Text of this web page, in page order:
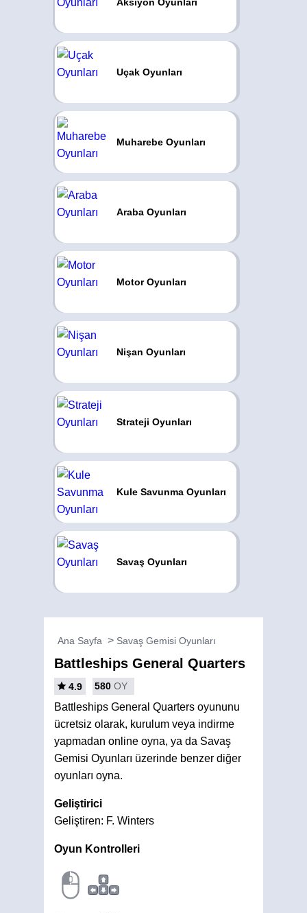
Uçak Oyunları
Muharebe Oyunları
Araba Oyunları
Motor Oyunları
Nişan Oyunları
Strateji Oyunları
Kule Savunma Oyunları
Savaş Oyunları
Ana Sayfa Savaş Gemisi Oyunları
Battleships General Quarters
4.9 580 OY
Battleships General Quarters oyununu
ücretsiz olarak, kurulum veya indirme
yapmadan online oyna, ya da Savaş
Gemisi Oyunları üzerinde benzer diğer
oyunları oyna.
Geliştirici
Geliştiren: F. Winters
Oyun Kontrolleri